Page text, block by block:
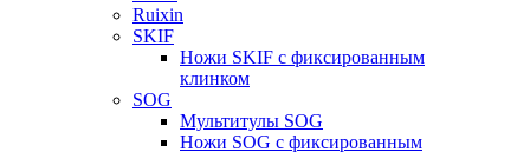
Ruixin
SKIF
Ножи SKIF с фиксированным
клинком
SOG
Мультитулы SOG
Ножи SOG с фиксированным